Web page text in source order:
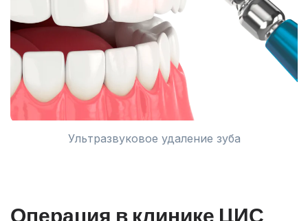
Ультразвуковое удаление зуба
Операция в клинике ЦИС